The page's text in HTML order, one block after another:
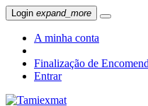
Login expand_more
A minha conta
Finalização de
Entrar